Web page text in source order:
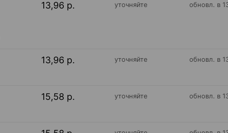
13,96 р. уточняйте обновл. в
13,96 р. уточняйте обновл. в
15,58 р. уточняйте обновл. в